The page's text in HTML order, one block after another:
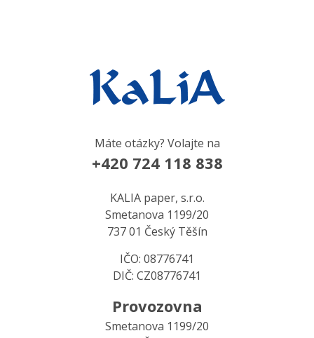
Máte otázky? Volajte na
+420 724 118 838
KALIA paper, s.r.o.
Smetanova 1199/20
737 01 Český Těšín
IČO: 08776741
DIČ: CZ08776741
Provozovna
Smetanova 1199/20